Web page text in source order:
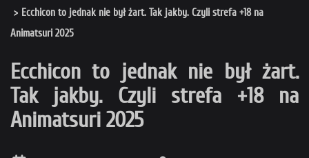
Ecchicon to jednak nie był żart. Tak jakby. Czyli strefa +18 na
Animatsuri 2025
Ecchicon to jednak nie był żart.
Tak jakby. Czyli strefa +18 na
Animatsuri 2025